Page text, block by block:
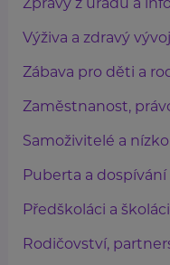
Výživa a zdravý
Zábava pro děti a
Zaměstnanost,
Samoživitelé a
Puberta a dospívání
Předškoláci a školáci
Rodičovství,